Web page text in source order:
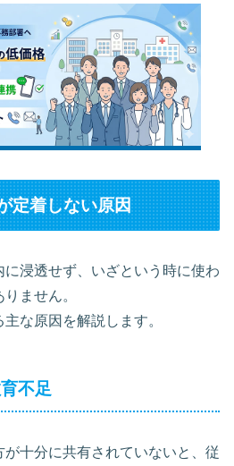
定着しない原因
浸透せず、いざという時に使わ
ません。
な原因を解説します。
不足
十分に共有されていないと、従